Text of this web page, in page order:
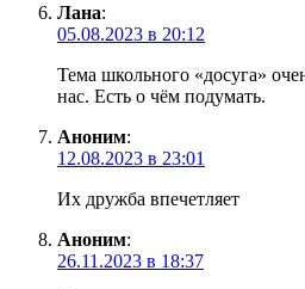
Лана:
05.08.2023 в 20:12
Тема школьного «досуга»
нас. Есть о чём подумать.
Аноним:
12.08.2023 в 23:01
Их дружба впечетляет
Аноним:
26.11.2023 в 18:37